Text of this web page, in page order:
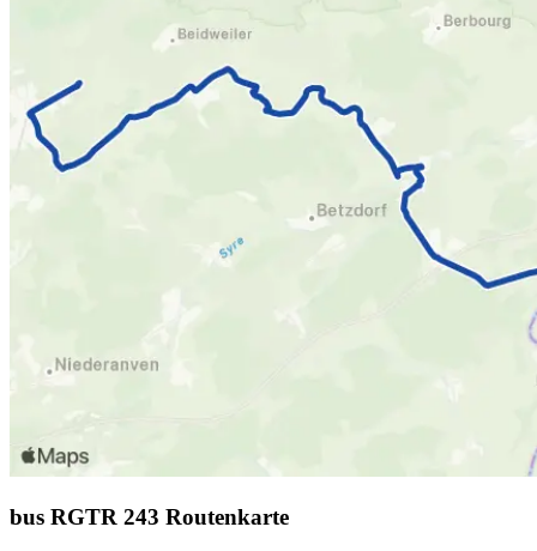
bus RGTR 243 Routenkarte